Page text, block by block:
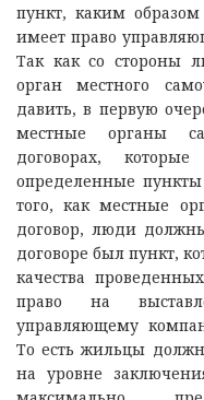
пункт, каким
имеет право
Так как со стороны
орган местного
давить, в первую
местные органы
договорах,
определенные пункты
того, как местные
договор, люди
договоре был пункт,
качества
право на
управляющему
То есть жильцы
на уровне